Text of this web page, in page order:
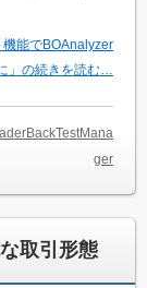
機能でBOAnalyzer
」の続きを読む…
ger
取引形態